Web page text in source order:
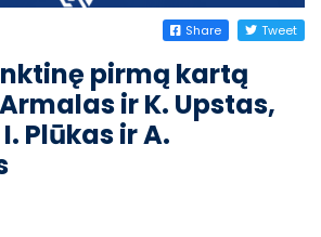
Share Tweet
pirmą kartą
ir K. Upstas,
Plūkas ir A.